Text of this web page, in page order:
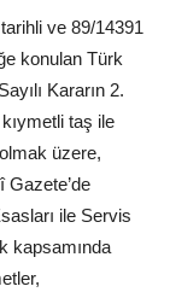
ve 89/14391
konulan Türk
Kararın 2.
taş ile
üzere,
Gazete’de
ile Servis
kapsamında